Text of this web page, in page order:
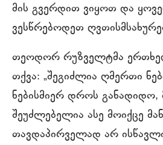
მის გვერდით ვიყოთ და
ვესწრებოდეთ
თეოდორ რუზველტმა
თქვა: „შეგიძლია ღმერთი
ნებისმიერ დროს განადიდო,
შეუძლებელია ასე მოიქცე
თავდაპირველად არ